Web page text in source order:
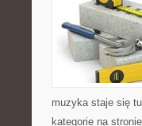
muzyka staje się
kategorie na